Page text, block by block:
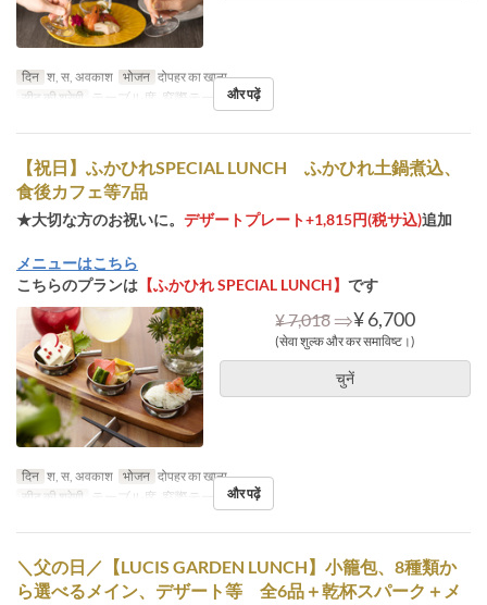
दिन श, स, अवकाश भोजन दोपहर का खाना
सीट की श्रेणी
テーブル席, 窓際テーブル席
और पढ़ें
【祝日】ふかひれSPECIAL LUNCH ふかひれ土鍋煮込、
食後カフェ等7品
★大切な方のお祝いに。 デザートプレート+1,815円(税サ込)追加
メニューはこちら
こちらのプランは 【ふかひれ SPECIAL LUNCH】 です
¥ 7,018 ⇒¥ 6,700
(सेवा शुल्क और कर समाविष्ट।)
चुनें
दिन श, स, अवकाश भोजन दोपहर का खाना
सीट की श्रेणी
テーブル席, 窓際テーブル席
और पढ़ें
＼父の日／【LUCIS GARDEN LUNCH】小籠包、8種類か
ら選べるメイン、デザート等 全6品＋乾杯スパーク＋メ